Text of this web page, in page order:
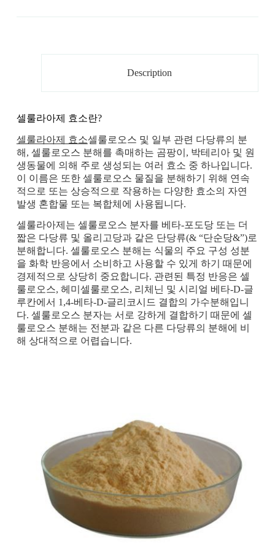
Description
셀룰라아제 효소란?
셀룰라아제 효소셀룰로오스 및 일부 관련 다당류의 분
해, 셀룰로오스 분해를 촉매하는 곰팡이, 박테리아 및 원
생동물에 의해 주로 생성되는 여러 효소 중 하나입니다.
이 이름은 또한 셀룰로오스 물질을 분해하기 위해 연속
적으로 또는 상승적으로 작용하는 다양한 효소의 자연
발생 혼합물 또는 복합체에 사용됩니다.
셀룰라아제는 셀룰로오스 분자를 베타-포도당 또는 더
짧은 다당류 및 올리고당과 같은 단당류(& “단순당&”)로
분해합니다. 셀룰로오스 분해는 식물의 주요 구성 성분
을 화학 반응에서 소비하고 사용할 수 있게 하기 때문에
경제적으로 상당히 중요합니다. 관련된 특정 반응은 셀
룰로오스, 헤미셀룰로오스, 리체닌 및 시리얼 베타-D-글
루칸에서 1,4-베타-D-글리코시드 결합의 가수분해입니
다. 셀룰로오스 분자는 서로 강하게 결합하기 때문에 셀
룰로오스 분해는 전분과 같은 다른 다당류의 분해에 비
해 상대적으로 어렵습니다.